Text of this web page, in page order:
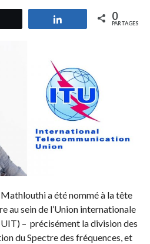
Partagez 0
PARTAGES
a été nommé à la tête
au sein de l’Union internationale
– précisément la division des
du Spectre des fréquences, et